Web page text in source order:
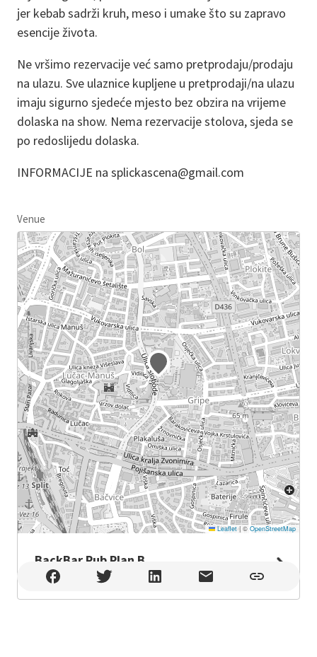
jer kebab sadrži kruh, meso i umake što su zapravo
esencije života.
Ne vršimo rezervacije već samo pretprodaju/prodaju
na ulazu. Sve ulaznice kupljene u pretprodaji/na ulazu
imaju sigurno sjedeće mjesto bez obzira na vrijeme
dolaska na show. Nema rezervacije stolova, sjeda se
po redoslijedu dolaska.
INFORMACIJE na splickascena@gmail.com
Venue
Leaflet |© OpenStreetMap
BackBar Pub Plan B
BackBar Pub Plan B , Split